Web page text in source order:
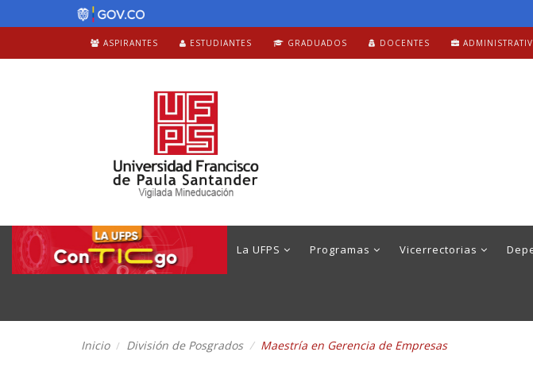
ASPIRANTES ESTUDIANTES GRADUADOS DOCENTES
La UFPS Programas Vicerrectorias
Inicio División de Posgrados Maestría en Gerencia de Empresas